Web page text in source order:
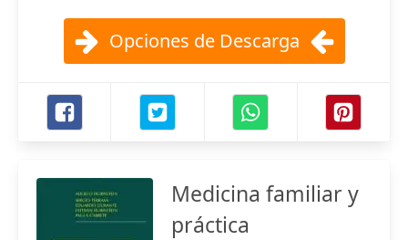
Opciones de Descarga
Medicina familiar y
práctica